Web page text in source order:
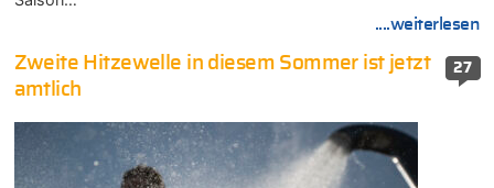
....weiterlesen
27
Zweite Hitzewelle in diesem Sommer ist jetzt
amtlich